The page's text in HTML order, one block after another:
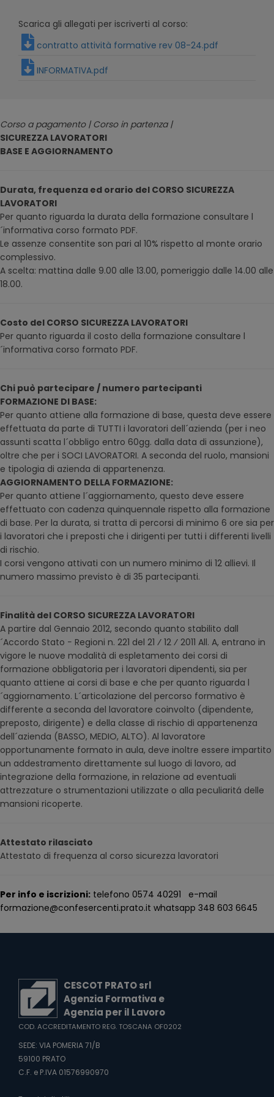
Scarica gli allegati per iscriverti al corso:
contratto attività formative rev 08-24.pdf
INFORMATIVA.pdf
Corso a pagamento | Corso in partenza |
SICUREZZA LAVORATORI
BASE E AGGIORNAMENTO
Durata, frequenza ed orario del CORSO SICUREZZA
LAVORATORI
Per quanto riguarda la durata della formazione consultare l
´informativa corso formato PDF.
Le assenze consentite son pari al 10% rispetto al monte orario
complessivo.
A scelta: mattina dalle 9.00 alle 13.00, pomeriggio dalle 14.00 alle
18.00.
Costo del CORSO SICUREZZA LAVORATORI
Per quanto riguarda il costo della formazione consultare l
´informativa corso formato PDF.
Chi può partecipare / numero partecipanti
FORMAZIONE DI BASE:
Per quanto attiene alla formazione di base, questa deve essere
effettuata da parte di TUTTI i lavoratori dell´azienda (per i neo
assunti scatta l´obbligo entro 60gg. dalla data di assunzione),
oltre che per i SOCI LAVORATORI. A seconda del ruolo, mansioni
e tipologia di azienda di appartenenza.
AGGIORNAMENTO DELLA FORMAZIONE:
Per quanto attiene l´aggiornamento, questo deve essere
effettuato con cadenza quinquennale rispetto alla formazione
di base. Per la durata, si tratta di percorsi di minimo 6 ore sia per
i lavoratori che i preposti che i dirigenti per tutti i differenti livelli
di rischio.
I corsi vengono attivati con un numero minimo di 12 allievi. Il
numero massimo previsto è di 35 partecipanti.
Finalità del CORSO SICUREZZA LAVORATORI
A partire dal Gennaio 2012, secondo quanto stabilito dall
´Accordo Stato − Regioni n. 221 del 21 ⁄ 12 ⁄ 2011 All. A, entrano in
vigore le nuove modalità di espletamento dei corsi di
formazione obbligatoria per i lavoratori dipendenti, sia per
quanto attiene ai corsi di base e che per quanto riguarda l
´aggiornamento. L´articolazione del percorso formativo è
differente a seconda del lavoratore coinvolto (dipendente,
preposto, dirigente) e della classe di rischio di appartenenza
dell´azienda (BASSO, MEDIO, ALTO). Al lavoratore
opportunamente formato in aula, deve inoltre essere impartito
un addestramento direttamente sul luogo di lavoro, ad
integrazione della formazione, in relazione ad eventuali
attrezzature o strumentazioni utilizzate o alla peculiaritá delle
mansioni ricoperte.
Attestato rilasciato
Attestato di frequenza al corso sicurezza lavoratori
Per info e iscrizioni: telefono 0574 40291 e-mail
formazione@confesercenti.prato.it whatsapp 348 603 6645
CESCOT PRATO srl
Agenzia Formativa e
Agenzia per il Lavoro
COD. ACCREDITAMENTO REG. TOSCANA OF0202
SEDE: VIA POMERIA 71/B
59100 PRATO
C.F. e P.IVA 01576990970